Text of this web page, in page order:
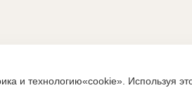
и технологию«cookie». Используя